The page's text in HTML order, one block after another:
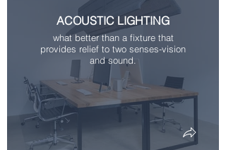
ACOUSTIC LIGHTING
what better than a fixture that
provides relief to two senses-vision
and sound.